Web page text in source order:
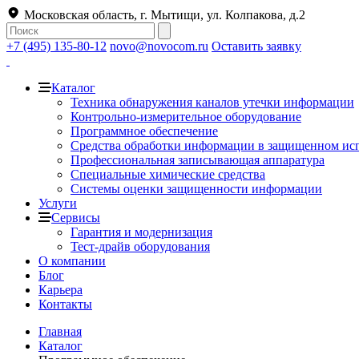
Московская область, г. Мытищи, ул. Колпакова, д.2
+7 (495) 135-80-12 novo@novocom.ru Оставить заявку
Каталог
Техника обнаружения каналов утечки информации
Контрольно-измерительное оборудование
Программное обеспечение
Средства обработки информации в защищенном
Профессиональная записывающая аппаратура
Специальные химические средства
Системы оценки защищенности информации
Услуги
Сервисы
Гарантия и модернизация
Тест-драйв оборудования
О компании
Блог
Карьера
Контакты
Главная
Каталог